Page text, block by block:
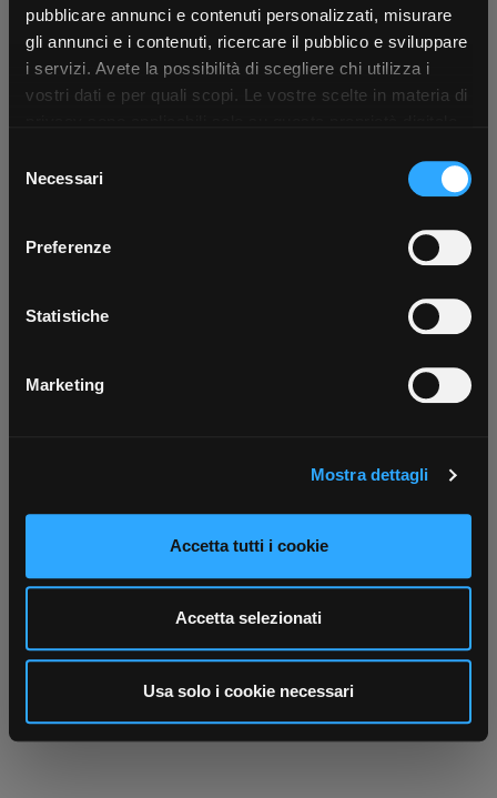
pubblicare annunci e contenuti personalizzati, misurare
gli annunci e i contenuti, ricercare il pubblico e sviluppare
i servizi. Avete la possibilità di scegliere chi utilizza i
vostri dati e per quali scopi. Le vostre scelte in materia di
modificare o revocare il proprio consenso in qualsiasi
momento dalla Dichiarazione sui cookie o facendo clic
raccogliere informazioni sulla tua posizione
geografica, con un'approssimazione di qualche
Identificare il tuo dispositivo, scansionandolo
Approfondisci come vengono elaborati i tuoi dati personali
dalla Dichiarazione sui cookie.
Utilizziamo i cookie per personalizzare contenuti ed
analizzare il nostro traffico. Condividiamo inoltre
informazioni sul modo in cui utilizza il nostro sito con i
nostri partner che si occupano di analisi dei dati web,
pubblicità e social media, i quali potrebbero combinarle
delNecessari
Preferenze
Statistiche
Marketing
Mostra dettagli
Accetta tutti i cookie
Accetta selezionati
Usa solo i cookie necessari
×
App Rexel Italia
tutti i servizi ovunque tu sia!
Scarica ora
Parla con il tuo customer care
Negozi di materiale elettrico vicino a